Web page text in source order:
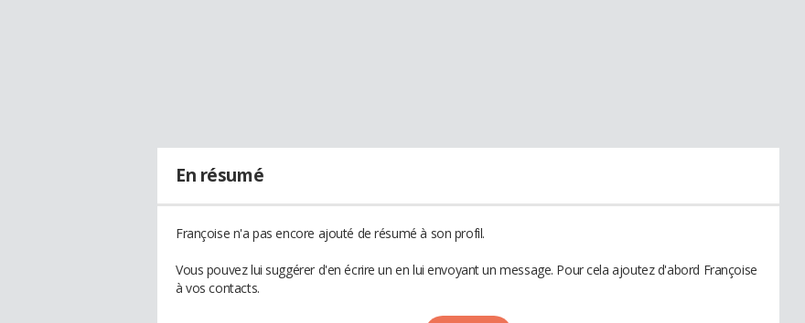
En résumé
Françoise n'a pas encore ajouté de résumé à son profil.
Vous pouvez lui suggérer d'en écrire un en lui envoyant un message. Pour cela ajoutez d'abord Françoise
à vos contacts.